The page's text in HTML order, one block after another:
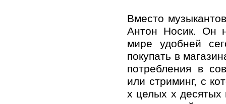
Вместо
Антон Носик. Он
мире удобней
покупать в
потребления в
или стриминг, с
х целых х десятых